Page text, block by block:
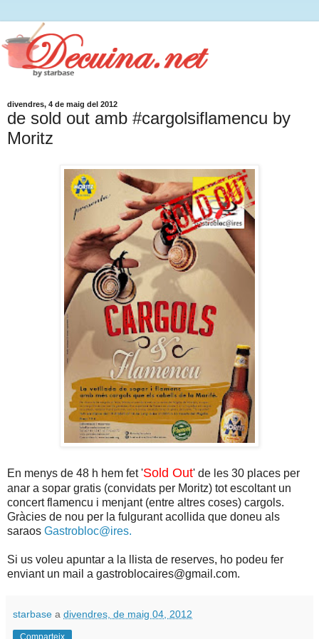
divendres, 4 de maig del 2012
de sold out amb #cargolsiflamencu by
Moritz
En menys de 48 h hem fet 'Sold Out' de les 30 places per
anar a sopar gratis (convidats per Moritz) tot escoltant un
concert flamencu i menjant (entre altres coses) cargols.
Gràcies de nou per la fulgurant acollida que doneu als
saraos Gastrobloc@ires.
Si us voleu apuntar a la llista de reserves, ho podeu fer
enviant un mail a gastroblocaires@gmail.com.
starbase a divendres, de maig 04, 2012